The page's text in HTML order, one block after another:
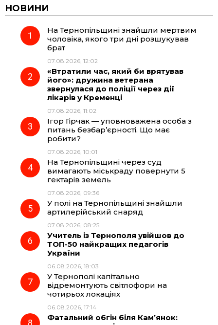
c
e
o
k
e
r
m
t
A
p
НОВИНИ
На Тернопільщині знайшли мертвим
чоловіка, якого три дні розшукував
брат
07.08.2026, 12:02
«Втратили час, який би врятував
його»: дружина ветерана
звернулася до поліції через дії
лікарів у Кременці
07.08.2026, 11:02
Ігор Гірчак — уповноважена особа з
питань безбар’єрності. Що має
робити?
07.08.2026, 10:01
На Тернопільщині через суд
вимагають міськраду повернути 5
гектарів земель
07.08.2026, 09:36
У полі на Тернопільщині знайшли
артилерійський снаряд
07.08.2026, 08:25
Учитель із Тернополя увійшов до
ТОП-50 найкращих педагогів
України
06.08.2026, 18:03
У Тернополі капітально
відремонтують світлофори на
чотирьох локаціях
06.08.2026, 17:14
Фатальний обгін біля Кам’янок: